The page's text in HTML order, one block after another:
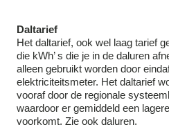
Daltarief
Het daltarief, ook wel laag tarief
die kWh’ s die je in de daluren
alleen gebruikt worden door
elektriciteitsmeter. Het daltarief
vooraf door de regionale
waardoor er gemiddeld een
voorkomt. Zie ook daluren.